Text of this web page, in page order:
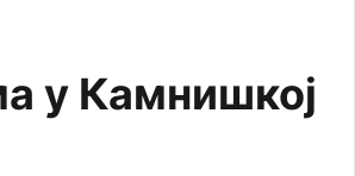
у Камнишкој